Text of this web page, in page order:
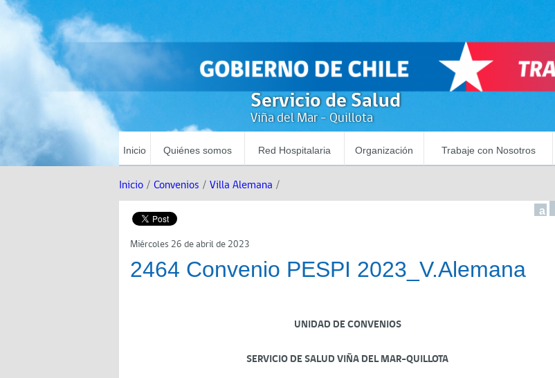
Servicio de Salud
Viña del Mar - Quillota
Inicio Quiénes somos Red Hospitalaria Organización Trabaje con Nosotros
Inicio / Convenios / Villa Alemana /
a
Miércoles 26 de abril de 2023
2464 Convenio PESPI 2023_V.Alemana
UNIDAD DE CONVENIOS
SERVICIO DE SALUD VIÑA DEL MAR-QUILLOTA